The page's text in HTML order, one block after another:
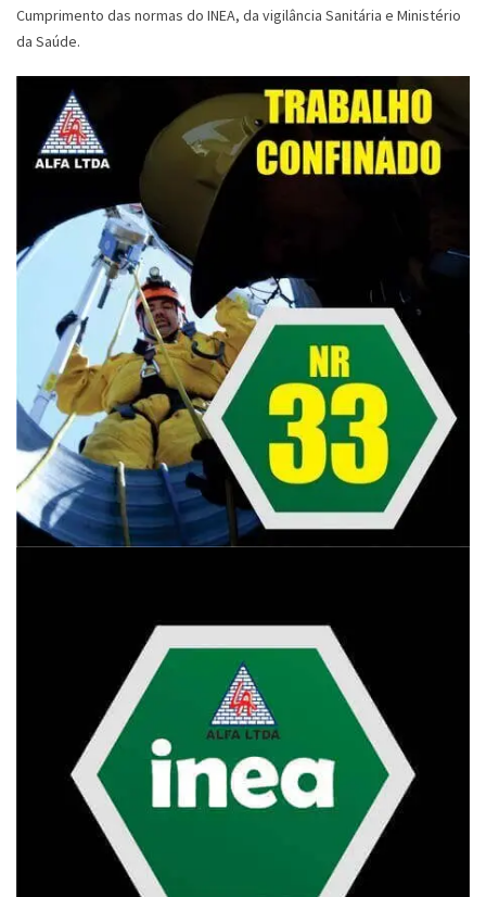
Cumprimento das normas do INEA, da vigilância Sanitária e Ministério
da Saúde.